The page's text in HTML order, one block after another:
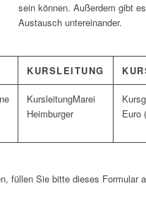
sein können. Außerdem gibt
Austausch untereinander.
KURSLEITUNG
Marei
Heimburger
Euro
füllen Sie bitte dieses Formular